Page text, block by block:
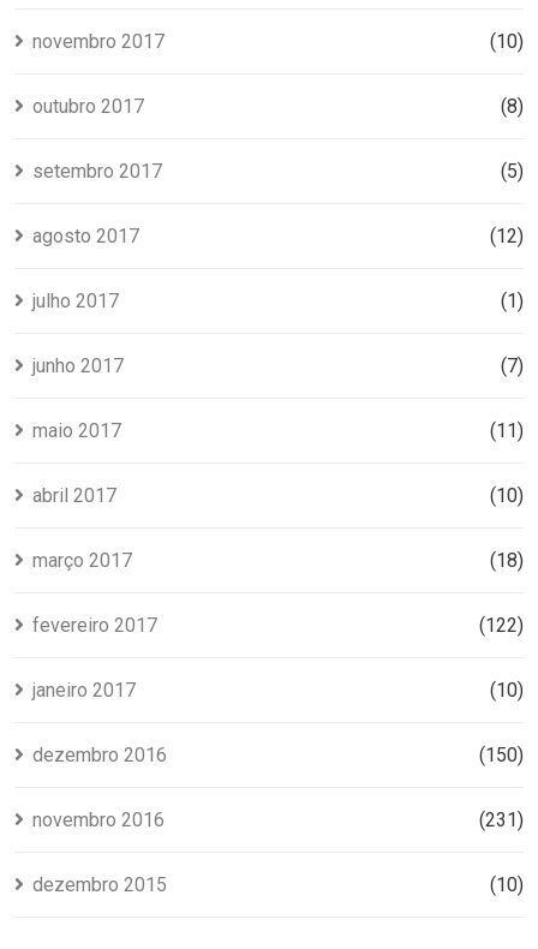
novembro 2017 (10)
outubro 2017 (8)
setembro 2017 (5)
agosto 2017 (12)
julho 2017 (1)
junho 2017 (7)
maio 2017 (11)
abril 2017 (10)
março 2017 (18)
fevereiro 2017 (122)
janeiro 2017 (10)
dezembro 2016 (150)
novembro 2016 (231)
dezembro 2015 (10)